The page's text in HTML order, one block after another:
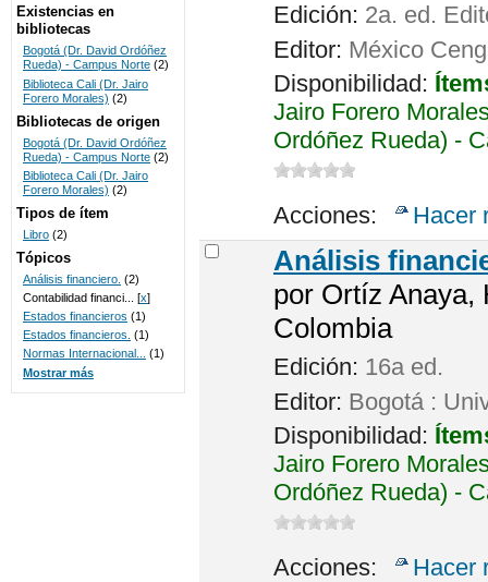
Edición: 2a. ed.
Editor: México
Disponibilidad:
Jairo Forero
Ordóñez Rueda) -
Acciones: Hacer
Análisis
por Ortíz Anaya,
Colombia
Edición: 16a ed.
Editor: Bogotá :
Disponibilidad:
Jairo Forero
Ordóñez Rueda) -
Acciones: Hacer
Existencias en
bibliotecas
Bogotá (Dr. David Ordóñez
Rueda) - Campus Norte (2)
Biblioteca Cali (Dr. Jairo
Forero Morales) (2)
Bibliotecas de origen
Bogotá (Dr. David Ordóñez
Rueda) - Campus Norte (2)
Biblioteca Cali (Dr. Jairo
Forero Morales) (2)
Tipos de ítem
Libro (2)
Tópicos
Análisis financiero. (2)
Contabilidad financi...
[x]
Estados financieros (1)
Estados financieros. (1)
Normas Internacional... (1)
Mostrar más